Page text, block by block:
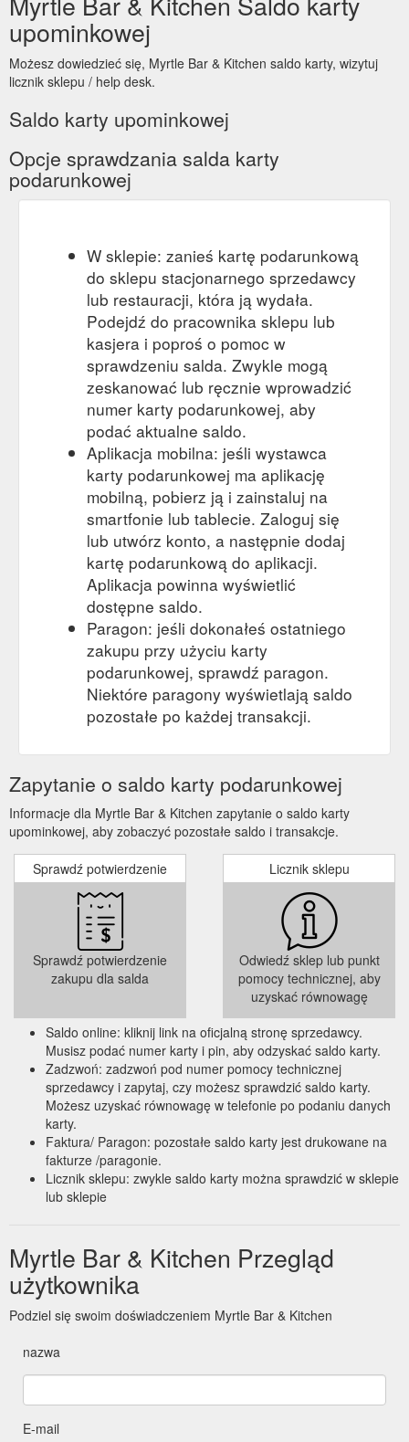
upominkowej
Możesz dowiedzieć się, Myrtle Bar & Kitchen saldo karty, wizytuj
licznik sklepu / help desk.
Saldo karty upominkowej
Opcje sprawdzania salda karty
podarunkowej
W sklepie: zanieś kartę podarunkową
do sklepu stacjonarnego sprzedawcy
lub restauracji, która ją wydała.
Podejdź do pracownika sklepu lub
kasjera i poproś o pomoc w
sprawdzeniu salda. Zwykle mogą
zeskanować lub ręcznie wprowadzić
numer karty podarunkowej, aby
podać aktualne saldo.
Aplikacja mobilna: jeśli wystawca
karty podarunkowej ma aplikację
mobilną, pobierz ją i zainstaluj na
smartfonie lub tablecie. Zaloguj się
lub utwórz konto, a następnie dodaj
kartę podarunkową do aplikacji.
Aplikacja powinna wyświetlić
dostępne saldo.
Paragon: jeśli dokonałeś ostatniego
zakupu przy użyciu karty
podarunkowej, sprawdź paragon.
Niektóre paragony wyświetlają saldo
pozostałe po każdej transakcji.
Zapytanie o saldo karty podarunkowej
Informacje dla Myrtle Bar & Kitchen zapytanie o saldo karty
upominkowej, aby zobaczyć pozostałe saldo i transakcje.
Sprawdź potwierdzenie
Sprawdź potwierdzenie
zakupu dla salda
Licznik sklepu
Odwiedź sklep lub punkt
pomocy technicznej, aby
uzyskać równowagę
Saldo online: kliknij link na oficjalną stronę sprzedawcy.
Musisz podać numer karty i pin, aby odzyskać saldo karty.
Zadzwoń: zadzwoń pod numer pomocy technicznej
sprzedawcy i zapytaj, czy możesz sprawdzić saldo karty.
Możesz uzyskać równowagę w telefonie po podaniu danych
karty.
Faktura/ Paragon: pozostałe saldo karty jest drukowane na
fakturze /paragonie.
Licznik sklepu: zwykle saldo karty można sprawdzić w sklepie
lub sklepie
Myrtle Bar & Kitchen Przegląd
użytkownika
Podziel się swoim doświadczeniem Myrtle Bar & Kitchen
nazwa
E-mail